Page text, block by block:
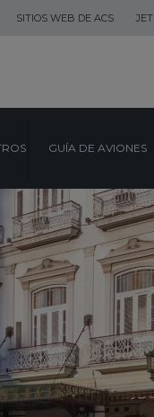
SITIOS WEB DE ACS
GUÍA DE AVIONES